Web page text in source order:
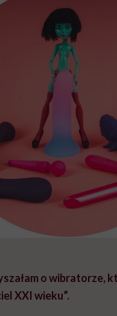
o wibratorze,
XXI wieku”.